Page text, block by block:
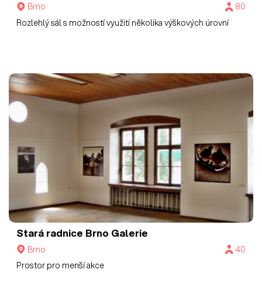
Brno
80
Rozlehlý sál s možností využití několika výškových úrovní
Stará radnice Brno Galerie
Brno
40
Prostor pro menší akce